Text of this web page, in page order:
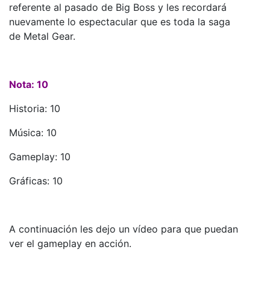
referente al pasado de Big Boss y les recordará
nuevamente lo espectacular que es toda la saga
de Metal Gear.
Nota: 10
Historia: 10
Música: 10
Gameplay: 10
Gráficas: 10
A continuación les dejo un vídeo para que puedan
ver el gameplay en acción.